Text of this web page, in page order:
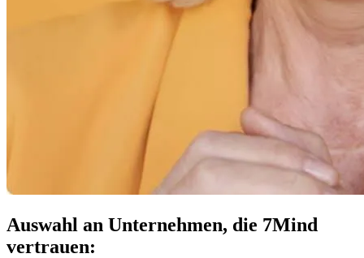
Auswahl an Unternehmen, die 7Mind
vertrauen: